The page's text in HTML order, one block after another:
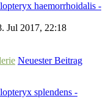
haemorrhoidalis -
Jul 2017, 22:18
Neuester Beitrag
splendens -